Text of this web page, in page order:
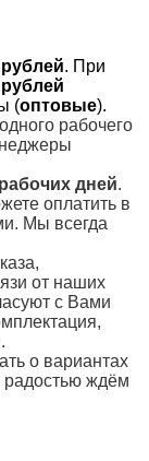
. При
(оптовые).
рабочего
дней.
оплатить в
Мы всегда
от наших
с Вами
о вариантах
радостью ждём